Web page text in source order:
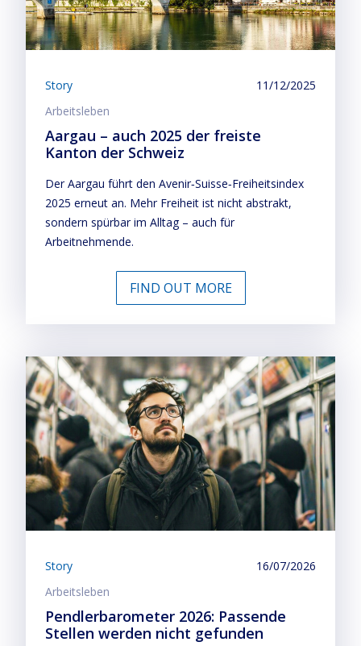
Story
11/12/2025
Arbeitsleben
Aargau – auch 2025 der freiste
Kanton der Schweiz
Der Aargau führt den Avenir‑Suisse‑Freiheitsindex
2025 erneut an. Mehr Freiheit ist nicht abstrakt,
sondern spürbar im Alltag – auch für
Arbeitnehmende.
FIND OUT MORE
Story
16/07/2026
Arbeitsleben
Pendlerbarometer 2026: Passende
Stellen werden nicht gefunden